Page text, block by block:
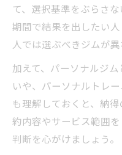
て、選択基準をぶらさ
期間で結果を出したい
人では選ぶべきジムが異
加えて、パーソナルジ
いや、パーソナルトレ
も理解しておくと、納
約内容やサービス範囲
判断を心がけましょう。